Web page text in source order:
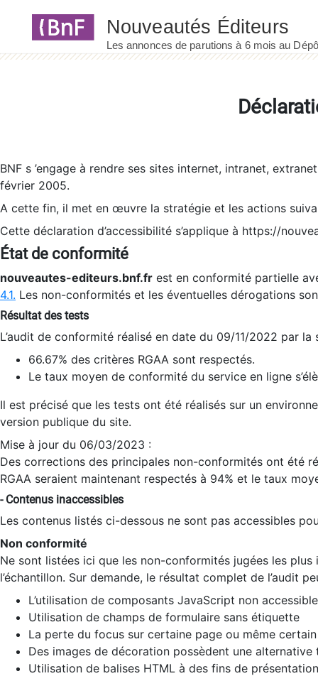
BNF s ’engage à rendre ses sites internet, intranet,
février 2005.
A cette fin, il met en œuvre la stratégie et les actions
Cette déclaration d’accessibilité s’applique à https://
État de conformité
nouveautes-editeurs.bnf.fr est en conformité partielle
4.1. Les non-conformités et les éventuelles dérogations
Résultat des tests
L’audit de conformité réalisé en date du 09/11/2022 par
66.67% des critères RGAA sont respectés.
Le taux moyen de conformité du service en ligne
Il est précisé que les tests ont été réalisés sur un
version publique du site.
Mise à jour du 06/03/2023 :
Des corrections des principales non-conformités ont été
RGAA seraient maintenant respectés à 94% et le taux
- Contenus inaccessibles
Les contenus listés ci-dessous ne sont pas accessibles
Non conformité
Ne sont listées ici que les non-conformités jugées les
l’échantillon. Sur demande, le résultat complet de l’audit
L’utilisation de composants JavaScript non
Utilisation de champs de formulaire sans étiquette
La perte du focus sur certaine page ou même
Des images de décoration possèdent une alternative
Utilisation de balises HTML à des fins de